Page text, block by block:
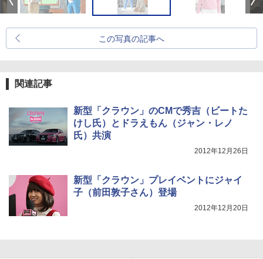
この写真の記事へ
関連記事
新型「クラウン」のCMで秀吉（ビートた
けし氏）とドラえもん（ジャン・レノ
氏）共演
2012年12月26日
新型「クラウン」プレイベントにジャイ
子（前田敦子さん）登場
2012年12月20日